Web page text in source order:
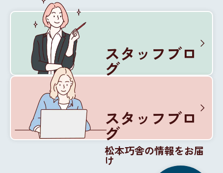
スタッフブロ
グ
スタッフブロ
グ
松本巧舎の情報をお届
け